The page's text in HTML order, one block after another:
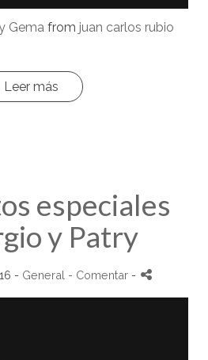
Gema from juan carlos rubio
Leer más
especiales
y Patry
- General - Comentar -